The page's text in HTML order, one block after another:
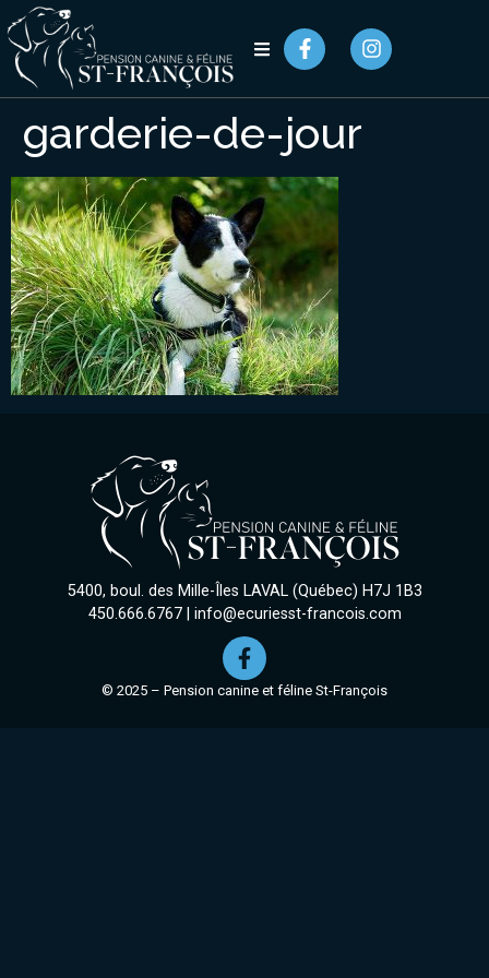
garderie-de-jour
5400, boul. des Mille-Îles LAVAL (Québec) H7J 1B3
450.666.6767| info@ecuriesst-francois.com
© 2025 – Pension canine et féline St-François